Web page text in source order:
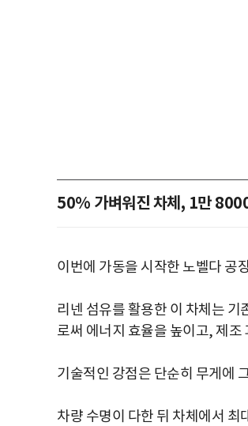
50% 가벼워진 차체, 1만
이번에 가동을 시작한 노벨다 공
리넨 섬유를 활용한 이 차체는
로써 에너지 효율을 높이고, 제
기술적인 강점은 단순히 무게에
차량 수명이 다한 뒤 차체에서